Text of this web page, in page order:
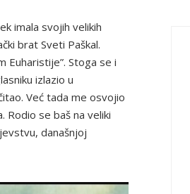
imala svojih velikih
brat Sveti Paškal.
Euharistije”. Stoga se i
izlazio u
Već tada me osvojio
Rodio se baš na veliki
današnjoj